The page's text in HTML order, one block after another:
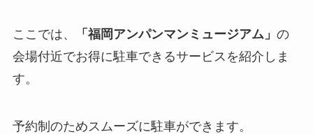
ここでは、 「 福岡 アンパンマンミュージアム 」 の
会場付近でお得に駐車できるサービスを紹介しま
す。
予約制のためスムーズに駐車ができます。